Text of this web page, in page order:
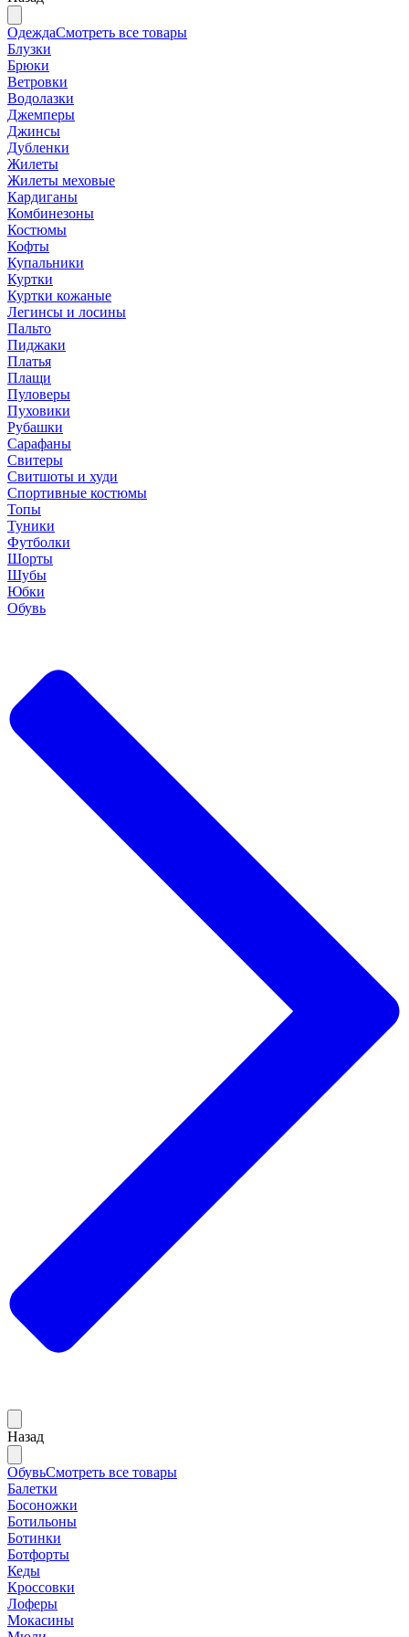
ОдеждаСмотреть все товары
Блузки
Брюки
Ветровки
Водолазки
Джемперы
Джинсы
Дубленки
Жилеты
Жилеты меховые
Кардиганы
Комбинезоны
Костюмы
Кофты
Купальники
Куртки
Куртки кожаные
Легинсы и лосины
Пальто
Пиджаки
Платья
Плащи
Пуловеры
Пуховики
Рубашки
Сарафаны
Свитеры
Свитшоты и худи
Спортивные костюмы
Топы
Туники
Футболки
Шорты
Шубы
Юбки
Обувь
Назад
ОбувьСмотреть все товары
Балетки
Босоножки
Ботильоны
Ботинки
Ботфорты
Кеды
Кроссовки
Лоферы
Мокасины